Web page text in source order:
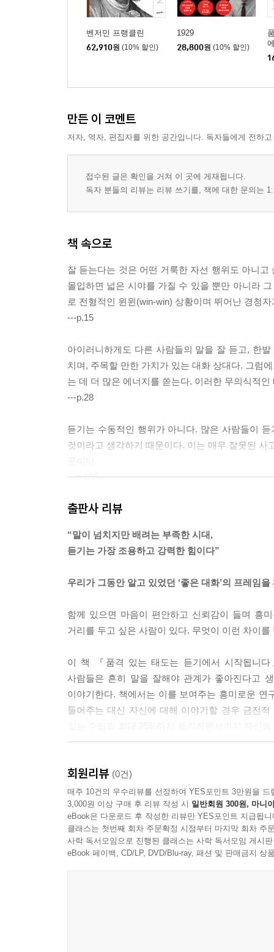
벤저민 프랭클린
62,910원 (10% 할인)
1929
28,800원 (10% 할인)
만든 이 코멘트
저자, 역자, 편집자를 위한 공간입니다. 독자들에게 전하
접수된 글은 확인을 거쳐 이 곳에 게재됩니다.
독자 분들의 리뷰는 리뷰 쓰기를, 책에 대한 문의는
책 속으로
잘 듣는다는 것은 어떤 거룩한 자선 행위도 아니
몰입하면 넓은 시야를 가질 수 있을 뿐만 아니라
로 전형적인 윈윈(win-win) 상황이며 뛰어난 경청
---p.15
아이러니하게도 다른 사람들의 말을 잘 듣고, 한
치며, 주목할 만한 가치가 있는 대화 상대다. 그럼
는 데 더 많은 에너지를 쏟는다. 이러한 무의식적
---p.28
듣기는 수동적인 행위가 아니다. 많은 사람들이
것이라고 생각하기 때문이다. 이는 매우 잘못된
---p.108
이야기는 흡수하는 것이 아니라, 테니스 경기처
---p.129
엇이며 무엇이 필요한가? 누가 옳고 누가 그른지
---p.151
는 행위다. 그것은 단지 고개를 끄덕이는 것처럼
는 충족감을 느끼도록 할 수 있기 때문이다.
---p.188
기 위해 어딘가에서는 하위 텍스트를 사용할 가능
---pp.225-226
출판사 리뷰
“말이 넘치지만 배려는 부족한 시대,
듣기는 가장 조용하고 강력한 힘이다”
우리가 그동안 알고 있었던 ‘좋은 대화’의 프레임을
함께 있으면 마음이 편안하고 신뢰감이 들며 흥
거리를 두고 싶은 사람이 있다. 무엇이 이런 차이
이 책 『품격 있는 태도는 듣기에서 시작됩니
사람들은 흔히 말을 잘해야 관계가 좋아진다고
이야기한다. 책에서는 이를 보여주는 흥미로운
들어주는 대신 자신에 대해 이야기할 경우 금전
욕구가 대화를 지배하면, 상대는 점점 소외감을
듣고, 그 순간을 함께 공유하려는 태도를 가진
이야기를 진심으로 들어주는 사람에게 더 큰 편안
“이 책을 펼친 순간
당신의 인간관계, 일, 삶은 완벽하게 달라질 것이다
회원리뷰 (0건)
매주 10건의 우수리뷰를 선정하여 YES포인트 3만원을 드
3,000원 이상 구매 후 리뷰 작성 시 일반회원 300원, 마니
eBook은 다운로드 후 작성한 리뷰만 YES포인트 지급됩니
클래스는 첫번째 회차 주문확정 시점부터 마지막 회차 주
사락 독서모임으로 진행된 클래스는 사락 독서모임 게시
eBook 페이백, CD/LP, DVD/Blu-ray, 패션 및 판매금지 상